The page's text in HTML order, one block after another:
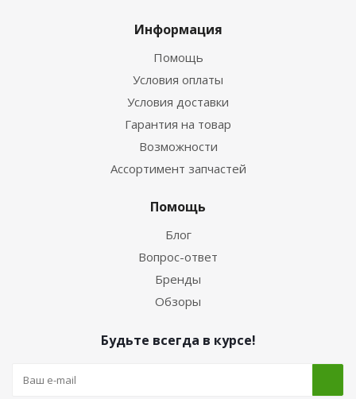
Информация
Помощь
Условия оплаты
Условия доставки
Гарантия на товар
Возможности
Ассортимент запчастей
Помощь
Блог
Вопрос-ответ
Бренды
Обзоры
Будьте всегда в курсе!